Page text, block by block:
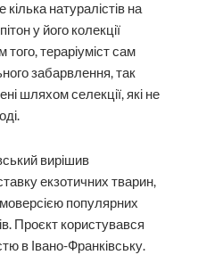
натуралістів на
у його колекції
того, тераріуміст сам
забарвлення, так
шляхом селекції, які не
вирішив
екзотичних тварин,
популярних
Проєкт користувався
в Івано-Франківську.